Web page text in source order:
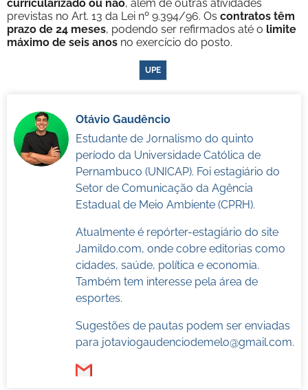
curricularizado ou não, além de outras atividades
previstas no Art. 13 da Lei nº 9.394/96. Os contratos têm
prazo de 24 meses, podendo ser refirmados até o limite
máximo de seis anos no exercício do posto.
UPE
Otávio Gaudêncio
Estudante de Jornalismo do quinto
período da Universidade Católica de
Pernambuco (UNICAP). Foi estagiário do
Setor de Comunicação da Agência
Estadual de Meio Ambiente (CPRH).
Atualmente é repórter-estagiário do site
Jamildo.com, onde cobre editorias como
cidades, saúde, política e economia.
Também tem interesse pela área de
esportes.
Sugestões de pautas podem ser enviadas
para jotaviogaudenciodemelo@gmail.com.